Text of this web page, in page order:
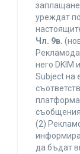
уреждат
Чл. 9в.
него DKIM
Subject на
платформа
(2)
да бъдат